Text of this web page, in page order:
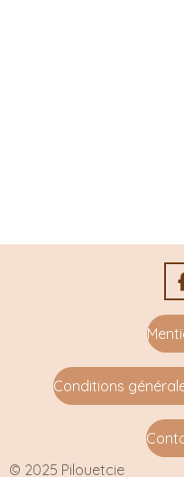
Conditions
© 2025 Pilouetcie